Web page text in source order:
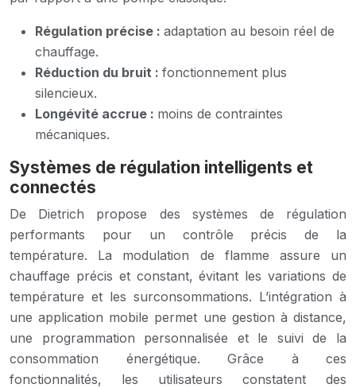
Régulation précise : adaptation au besoin réel de
chauffage.
Réduction du bruit : fonctionnement plus
silencieux.
Longévité accrue : moins de contraintes
mécaniques.
Systèmes de régulation intelligents et
connectés
De Dietrich propose des systèmes de régulation
performants pour un contrôle précis de la
température. La modulation de flamme assure un
chauffage précis et constant, évitant les variations de
température et les surconsommations. L’intégration à
une application mobile permet une gestion à distance,
une programmation personnalisée et le suivi de la
consommation énergétique. Grâce à ces
fonctionnalités, les utilisateurs constatent des